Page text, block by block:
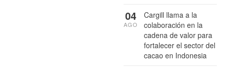
Cargill llama a la
colaboración en la
cadena de valor para
fortalecer el sector del
cacao en Indonesia
04
AGO